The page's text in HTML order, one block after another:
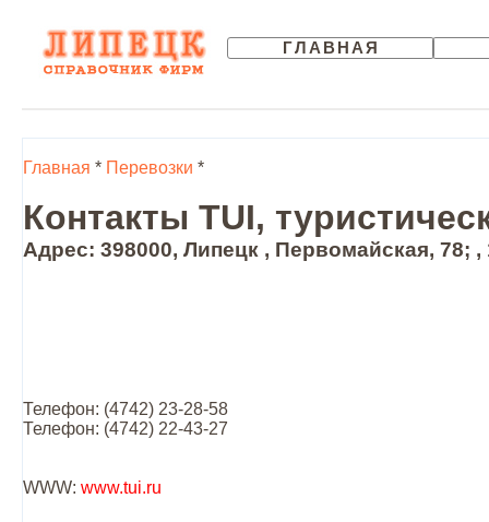
ГЛАВНАЯ
Главная * Перевозки *
Контакты TUI,
Адрес: 398000, Липецк , Первомайская, 78;
Телефон: (4742) 23-28-58
Телефон: (4742) 22-43-27
WWW: www.tui.ru